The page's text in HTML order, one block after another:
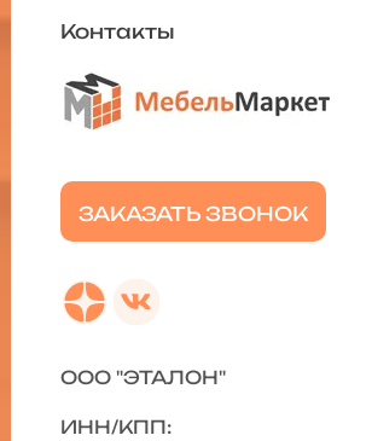
ЗАКАЗАТЬ ЗВОНОК
Контакты
ООО "ЭТАЛОН"
ИНН/КПП: